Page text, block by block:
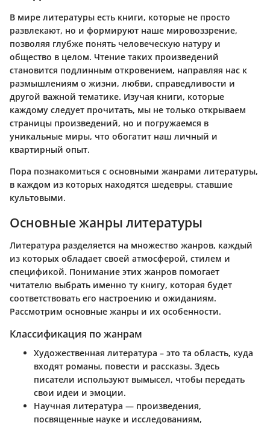
В мире литературы есть книги, которые не просто
развлекают, но и формируют наше мировоззрение,
позволяя глубже понять человеческую натуру и
общество в целом. Чтение таких произведений
становится подлинным откровением, направляя нас к
размышлениям о жизни, любви, справедливости и
другой важной тематике. Изучая книги, которые
каждому следует прочитать, мы не только открываем
страницы произведений, но и погружаемся в
уникальные миры, что обогатит наш личный и
квартирный опыт.
Пора познакомиться с основными жанрами литературы,
в каждом из которых находятся шедевры, ставшие
культовыми.
Основные жанры литературы
Литература разделяется на множество жанров, каждый
из которых обладает своей атмосферой, стилем и
спецификой. Понимание этих жанров помогает
читателю выбрать именно ту книгу, которая будет
соответствовать его настроению и ожиданиям.
Рассмотрим основные жанры и их особенности.
Классификация по жанрам
Художественная литература – это та область, куда
входят романы, повести и рассказы. Здесь
писатели используют вымысел, чтобы передать
свои идеи и эмоции.
Научная литература — произведения,
посвященные науке и исследованиям,